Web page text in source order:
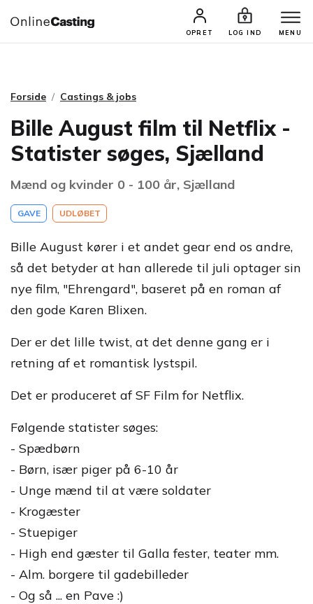
OPRET LOG IND MENU
CASTINGS & JOBS SØG PROFIL
Forside Castings & jobs
Bille August film til Netflix -
Statister søges, Sjælland
Mænd og kvinder 0 - 100 år, Sjælland
GAVE UDLØBET
Bille August kører i et andet gear end os andre,
så det betyder at han allerede til juli optager sin
nye film, "Ehrengard", baseret på en roman af
den gode Karen Blixen.
Der er det lille twist, at det denne gang er i
retning af et romantisk lystspil.
Det er produceret af SF Film for Netflix.
Følgende statister søges:
- Spædbørn
- Børn, især piger på 6-10 år
- Unge mænd til at være soldater
- Krogæster
- Stuepiger
- High end gæster til Galla fester, teater mm.
- Alm. borgere til gadebilleder
- Og så ... en Pave :)